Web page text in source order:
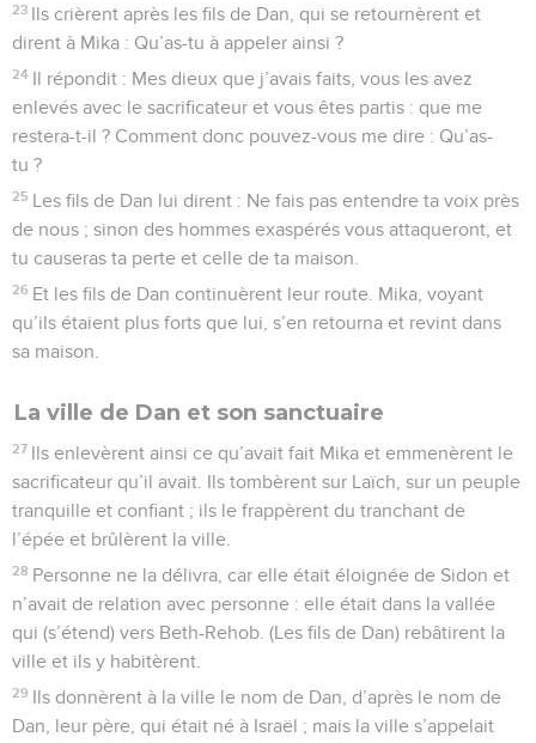
23 Ils crièrent après les fils de Dan, qui se retournèrent et
dirent à Mika : Qu’as-tu à appeler ainsi ?
24 Il répondit : Mes dieux que j’avais faits, vous les avez
enlevés avec le sacrificateur et vous êtes partis : que me
restera-t-il ? Comment donc pouvez-vous me dire : Qu’as-
tu ?
25 Les fils de Dan lui dirent : Ne fais pas entendre ta voix près
de nous ; sinon des hommes exaspérés vous attaqueront, et
tu causeras ta perte et celle de ta maison.
26 Et les fils de Dan continuèrent leur route. Mika, voyant
qu’ils étaient plus forts que lui, s’en retourna et revint dans
sa maison.
La ville de Dan et son sanctuaire
27 Ils enlevèrent ainsi ce qu’avait fait Mika et emmenèrent le
sacrificateur qu’il avait. Ils tombèrent sur Laïch, sur un peuple
tranquille et confiant ; ils le frappèrent du tranchant de
l’épée et brûlèrent la ville.
28 Personne ne la délivra, car elle était éloignée de Sidon et
n’avait de relation avec personne : elle était dans la vallée
qui (s’étend) vers Beth-Rehob. (Les fils de Dan) rebâtirent la
ville et ils y habitèrent.
29 Ils donnèrent à la ville le nom de Dan, d’après le nom de
Dan, leur père, qui était né à Israël ; mais la ville s’appelait